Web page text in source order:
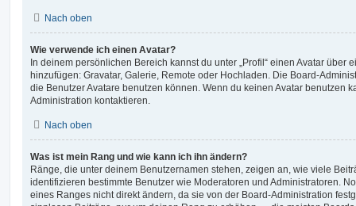
Nach oben
Wie verwende ich einen Avatar?
In deinem persönlichen Bereich kannst du unter „Profil“ einen Avatar über
hinzufügen: Gravatar, Galerie, Remote oder Hochladen. Die Board-
die Benutzer Avatare benutzen können. Wenn du keinen Avatar benutzen
Administration kontaktieren.
Nach oben
Was ist mein Rang und wie kann ich ihn ändern?
Ränge, die unter deinem Benutzernamen stehen, zeigen an, wie viele
identifizieren bestimmte Benutzer wie Moderatoren und Administratoren.
eines Ranges nicht direkt ändern, da sie von der Board-Administration